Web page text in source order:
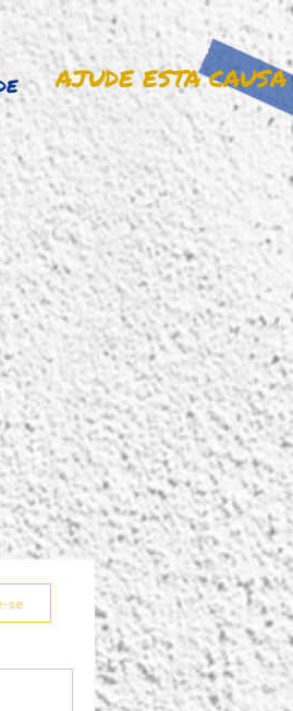
AJUDE ESTA CAUSA
se